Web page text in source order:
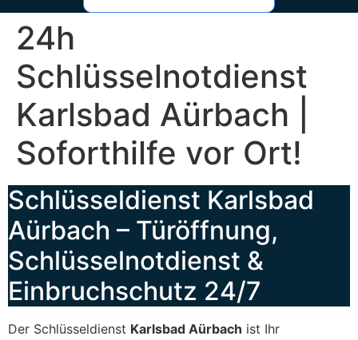
24h
Schlüsselnotdienst
Karlsbad Aürbach |
Soforthilfe vor Ort!
Schlüsseldienst Karlsbad
Aürbach – Türöffnung,
Schlüsselnotdienst &
Einbruchschutz 24/7
Der Schlüsseldienst Karlsbad Aürbach ist Ihr